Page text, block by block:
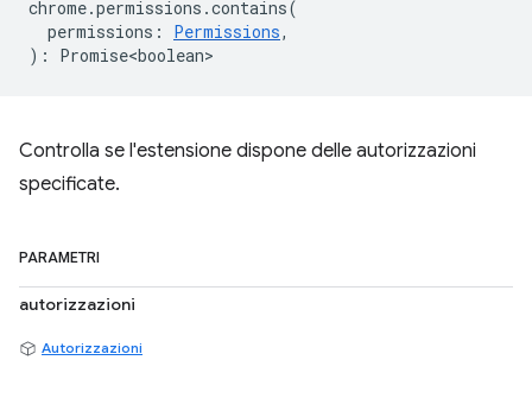
chrome.permissions .contains(
permissions : Permissions,
) : Promise<boolean>
Controlla se l'estensione dispone delle autorizzazioni
specificate.
PARAMETRI
autorizzazioni
Autorizzazioni